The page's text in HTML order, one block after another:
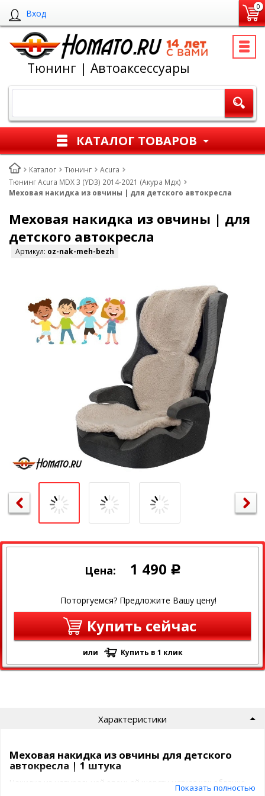
Вход
0
Тюнинг | Автоаксессуары
КАТАЛОГ ТОВАРОВ
Каталог Тюнинг
Acura
Тюнинг Acura MDX 3 (YD3) 2014-2021 (Акура Мдх)
Меховая накидка из овчины | для детского автокресла
Меховая накидка из овчины | для
детского автокресла
Артикул: oz-nak-meh-bezh
Цена: 1 490 Р
Поторгуемся? Предложите Вашу цену!
Купить сейчас
или Купить в 1 клик
Характеристики
Меховая накидка из овчины для детского
автокресла | 1 штука
Накидка из натуральной овечьей шерсти мягкая как облачко,
согревает, обладает успокаивающим действием, сохраняет
Показать полностью